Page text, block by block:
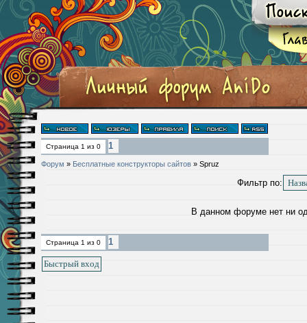
Страница 1 из 0 1
Форум » Бесплатные конструкторы сайтов » Spruz
Фильтр по:
В данном форуме нет ни
Страница 1 из 0 1